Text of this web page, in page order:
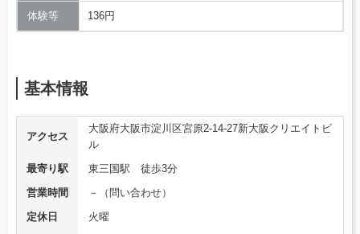
体験等 136円
基本情報
アクセス
大阪府大阪市淀川区宮原2-14-27新大阪クリエイトビ
ル
最寄り駅
東三国駅 徒歩3分
営業時間
－（問い合わせ）
定休日
火曜